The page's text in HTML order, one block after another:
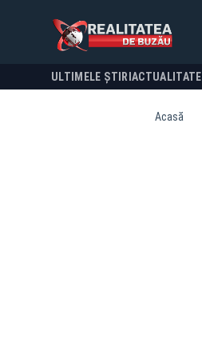
ULTIMELE ȘTIRI ACTUALITATE
Acasă